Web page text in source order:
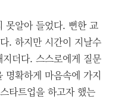
못알아 들었다. 뻔한 교
. 하지만 시간이 지날수
더다. 스스로에게 질문
명확하게 마음속에 가지
타트업을 하고자 했는